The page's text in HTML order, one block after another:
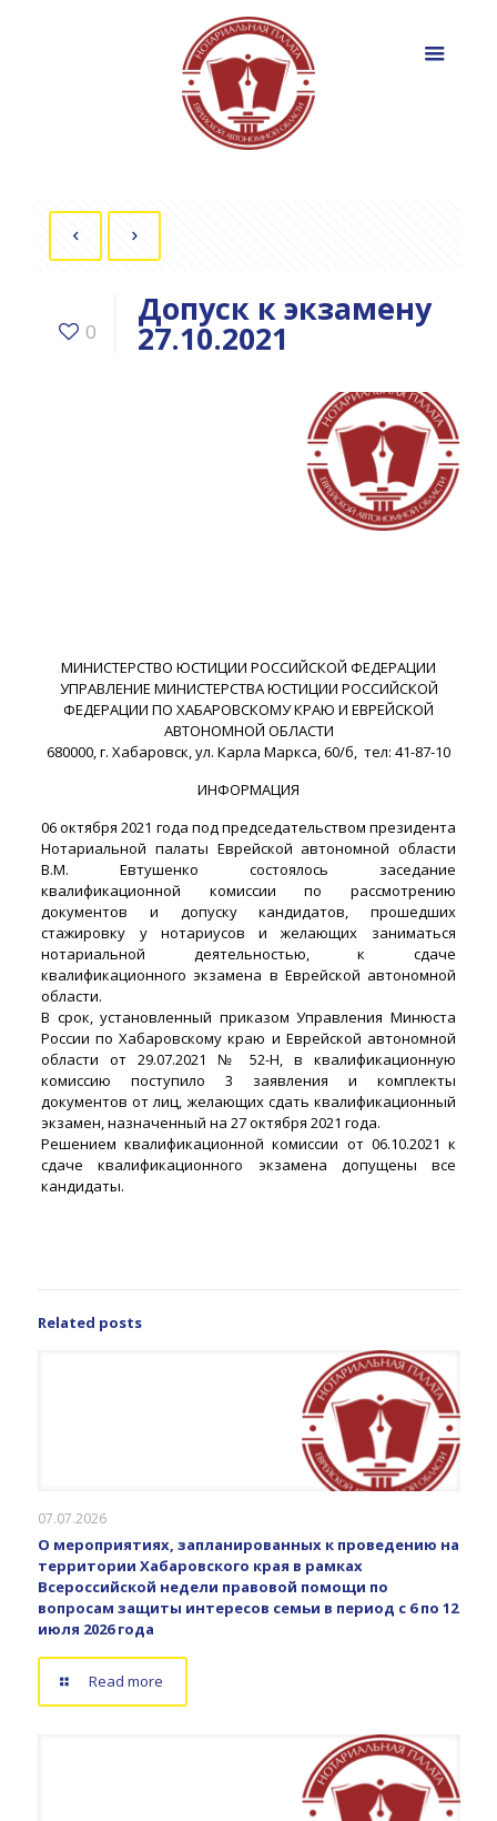
0
Допуск к экзамену
27.10.2021
МИНИСТЕРСТВО ЮСТИЦИИ РОССИЙСКОЙ ФЕДЕРАЦИИ
УПРАВЛЕНИЕ МИНИСТЕРСТВА ЮСТИЦИИ РОССИЙСКОЙ
ФЕДЕРАЦИИ ПО ХАБАРОВСКОМУ КРАЮ И ЕВРЕЙСКОЙ
АВТОНОМНОЙ ОБЛАСТИ
680000, г. Хабаровск, ул. Карла Маркса, 60/б, тел: 41-87-10
ИНФОРМАЦИЯ
06 октября 2021 года под председательством президента
Нотариальной палаты Еврейской автономной области
В.М. Евтушенко состоялось заседание
квалификационной комиссии по рассмотрению
документов и допуску кандидатов, прошедших
стажировку у нотариусов и желающих заниматься
нотариальной деятельностью, к сдаче
квалификационного экзамена в Еврейской автономной
области.
В срок, установленный приказом Управления Минюста
России по Хабаровскому краю и Еврейской автономной
области от 29.07.2021 № 52-Н, в квалификационную
комиссию поступило 3 заявления и комплекты
документов от лиц, желающих сдать квалификационный
экзамен, назначенный на 27 октября 2021 года.
Решением квалификационной комиссии от 06.10.2021 к
сдаче квалификационного экзамена допущены все
кандидаты.
Related posts
07.07.2026
О мероприятиях, запланированных к проведению на
территории Хабаровского края в рамках
Всероссийской недели правовой помощи по
вопросам защиты интересов семьи в период с 6 по 12
июля 2026 года
Read more